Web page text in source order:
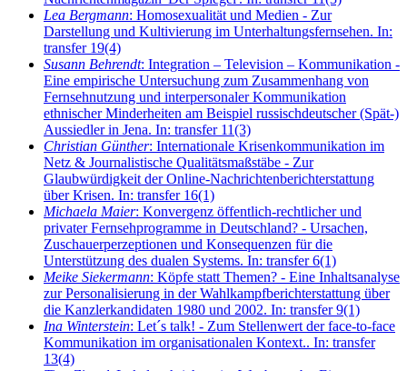
Lea Bergmann: Homosexualität und Medien - Zur
Darstellung und Kultivierung im Unterhaltungsfernsehen. In:
transfer 19(4)
Susann Behrendt: Integration – Television – Kommunikation -
Eine empirische Untersuchung zum Zusammenhang von
Fernsehnutzung und interpersonaler Kommunikation
ethnischer Minderheiten am Beispiel russischdeutscher (Spät-)
Aussiedler in Jena. In: transfer 11(3)
Christian Günther: Internationale Krisenkommunikation im
Netz & Journalistische Qualitätsmaßstäbe - Zur
Glaubwürdigkeit der Online-Nachrichtenberichterstattung
über Krisen. In: transfer 16(1)
Michaela Maier: Konvergenz öffentlich-rechtlicher und
privater Fernsehprogramme in Deutschland? - Ursachen,
Zuschauerperzeptionen und Konsequenzen für die
Unterstützung des dualen Systems. In: transfer 6(1)
Meike Siekermann: Köpfe statt Themen? - Eine Inhaltsanalyse
zur Personalisierung in der Wahlkampfberichterstattung über
die Kanzlerkandidaten 1980 und 2002. In: transfer 9(1)
Ina Winterstein: Let´s talk! - Zum Stellenwert der face-to-face
Kommunikation im organisationalen Kontext.. In: transfer
13(4)